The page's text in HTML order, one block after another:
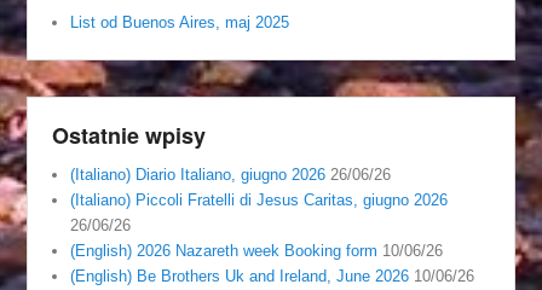
List od Buenos Aires, maj 2025
Ostatnie wpisy
(Italiano) Diario Italiano, giugno 2026 26/06/26
(Italiano) Piccoli Fratelli di Jesus Caritas, giugno 2026
26/06/26
(English) 2026 Nazareth week Booking form 10/06/26
(English) Be Brothers Uk and Ireland, June 2026 10/06/26